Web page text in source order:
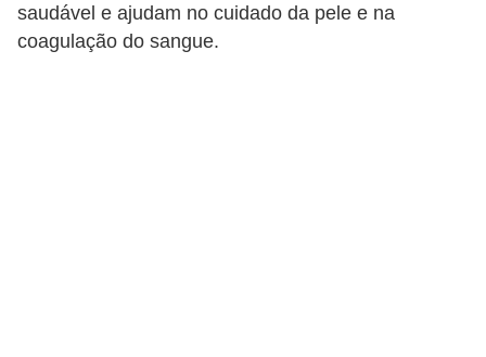
saudável e ajudam no cuidado da pele e na
coagulação do sangue.
a
l